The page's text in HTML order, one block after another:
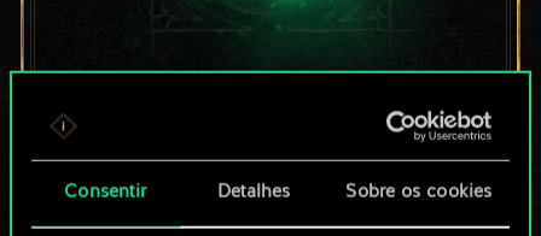
Consentir Detalhes Sobre os cookies
Por enquanto, isto é
apenas um conjunto